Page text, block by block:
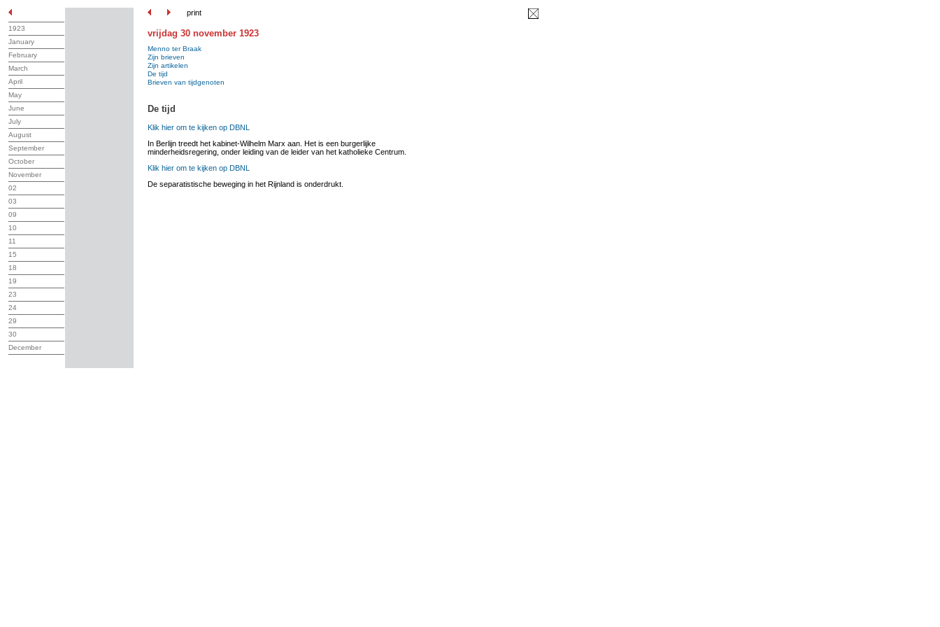
print
1923
January
February
March
April
May
June
July
August
September
October
November
02
03
09
10
11
15
18
19
23
24
29
30
December
vrijdag 30 november 1923
Menno ter Braak
Zijn brieven
Zijn artikelen
De tijd
Brieven van tijdgenoten
De tijd
Klik hier om te kijken op DBNL
In Berlijn treedt het kabinet-Wilhelm Marx aan. Het is een burgerlijke
minderheidsregering, onder leiding van de leider van het katholieke Centrum.
Klik hier om te kijken op DBNL
De separatistische beweging in het Rijnland is onderdrukt.